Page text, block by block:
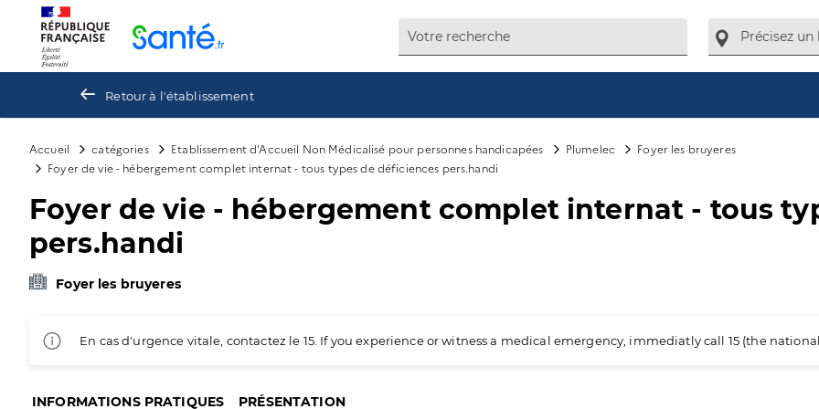
Retour à l'établissement
Accueil catégories Etablissement d'Accueil Non Médicalisé pour personnes handicapées Plumelec
Foyer les bruyeres
Foyer de vie - hébergement complet internat - tous types de déficiences pers.handi
Foyer de vie - hébergement complet internat - tous
pers.handi
Foyer les bruyeres
En cas d'urgence vitale, contactez le 15. If you experience or witness a medical emergency, immediatly call 15 (the
INFORMATIONS PRATIQUES PRÉSENTATION
Panneau de gestion des cookies